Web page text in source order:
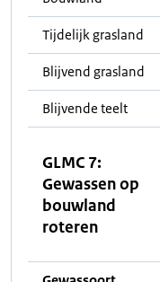
Tijdelijk grasland
Blijvend grasland
Blijvende teelt
GLMC 7:
Gewassen op
bouwland
roteren